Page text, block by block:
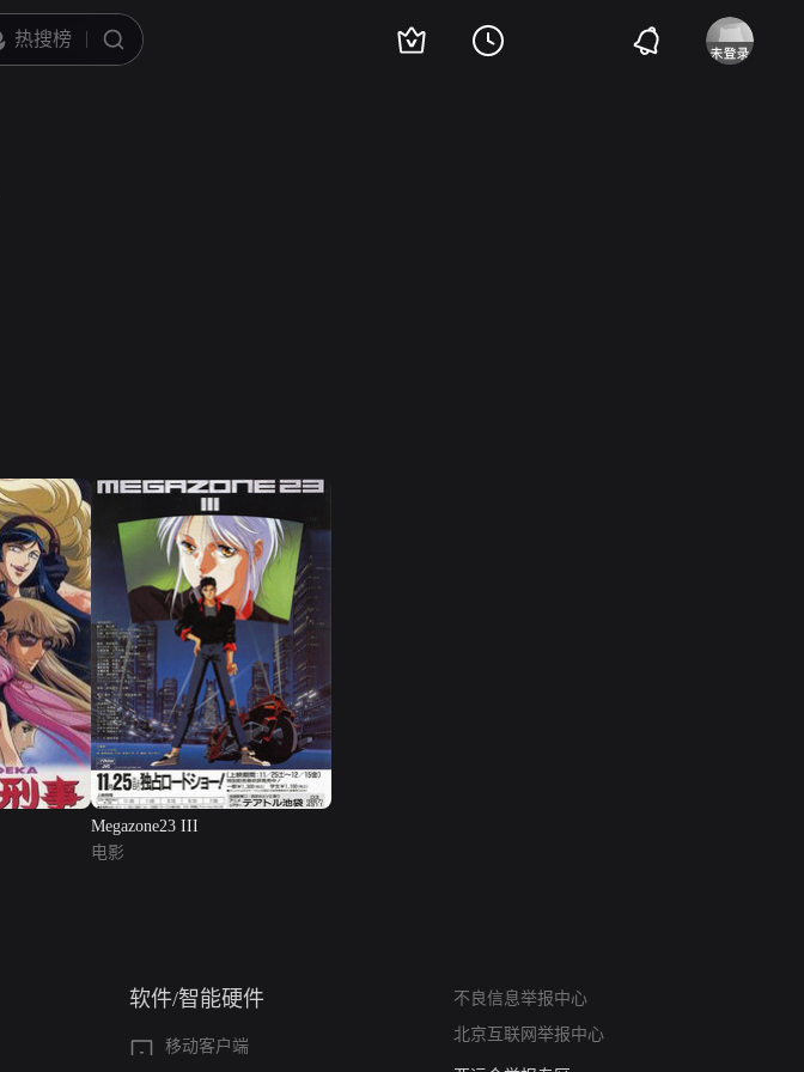
Megazone23 III
电影
软件/智能硬件
移动客户端
不良信息举报中心
北京互联网举报中心
算法推荐专项举报